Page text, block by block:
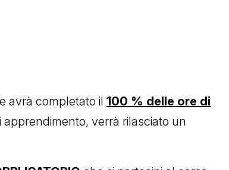
avrà completato il 100 % delle ore di
verrà rilasciato un